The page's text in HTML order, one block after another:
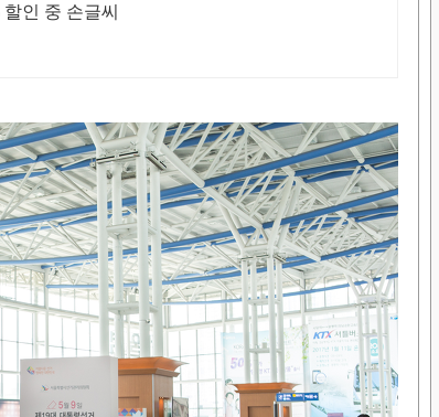
악필교정부터 작품까지, 도화몽정자체, 63% 할인 중 손글씨